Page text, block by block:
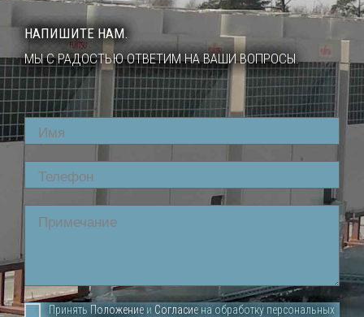
НАПИШИТЕ НАМ.
МЫ С РАДОСТЬЮ ОТВЕТИМ НА ВАШИ ВОПРОСЫ.
Name
Phone
Comment
Принять Положение и Согласие на обработку персональных